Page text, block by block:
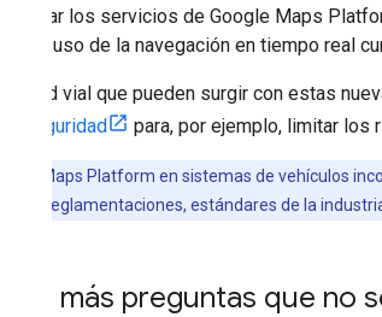
usar los servicios de Google Maps
el uso de la navegación en tiempo real
vial que pueden surgir con estas
seguridad para, por ejemplo, limitar los
Maps Platform en sistemas de vehículos
reglamentaciones, estándares de la
más preguntas que no